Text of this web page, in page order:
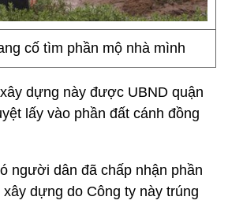
cố tìm phần mộ nhà mình
dựng này được UBND quận
lấy vào phần đất cánh đồng
người dân đã chấp nhận phần
dựng do Công ty này trúng